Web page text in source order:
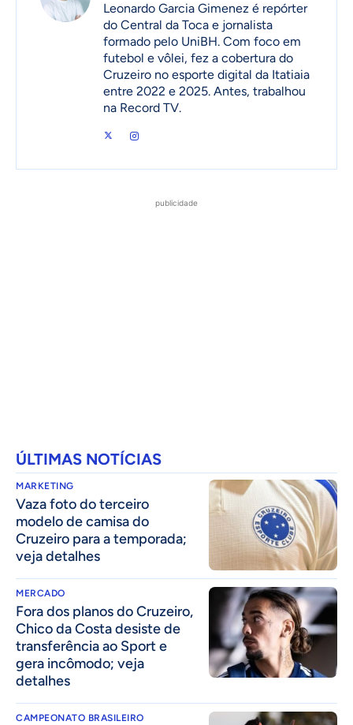
Leonardo Garcia Gimenez é repórter
do Central da Toca e jornalista
formado pelo UniBH. Com foco em
futebol e vôlei, fez a cobertura do
Cruzeiro no esporte digital da Itatiaia
entre 2022 e 2025. Antes, trabalhou
na Record TV.
publicidade
ÚLTIMAS NOTÍCIAS
MARKETING
Vaza foto do terceiro
modelo de camisa do
Cruzeiro para a temporada;
veja detalhes
MERCADO
Fora dos planos do Cruzeiro,
Chico da Costa desiste de
transferência ao Sport e
gera incômodo; veja
detalhes
CAMPEONATO BRASILEIRO